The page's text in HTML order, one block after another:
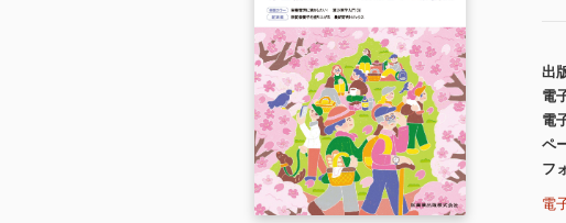
出
電
電
ペ
フ
電